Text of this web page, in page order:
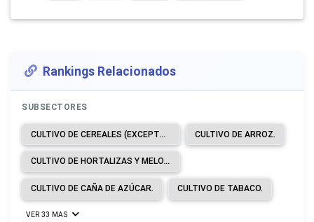
Rankings Relacionados
SUBSECTORES
CULTIVO DE CEREALES (EXCEPTO ARROZ), LEGUMBRES Y SEMILLAS OLEAGINOSAS. CULTIVO DE ARROZ.
CULTIVO DE HORTALIZAS Y MELONES, RAÍCES Y TUBÉRCULOS.
CULTIVO DE CAÑA DE AZÚCAR. CULTIVO DE TABACO.
VER 33 MAS